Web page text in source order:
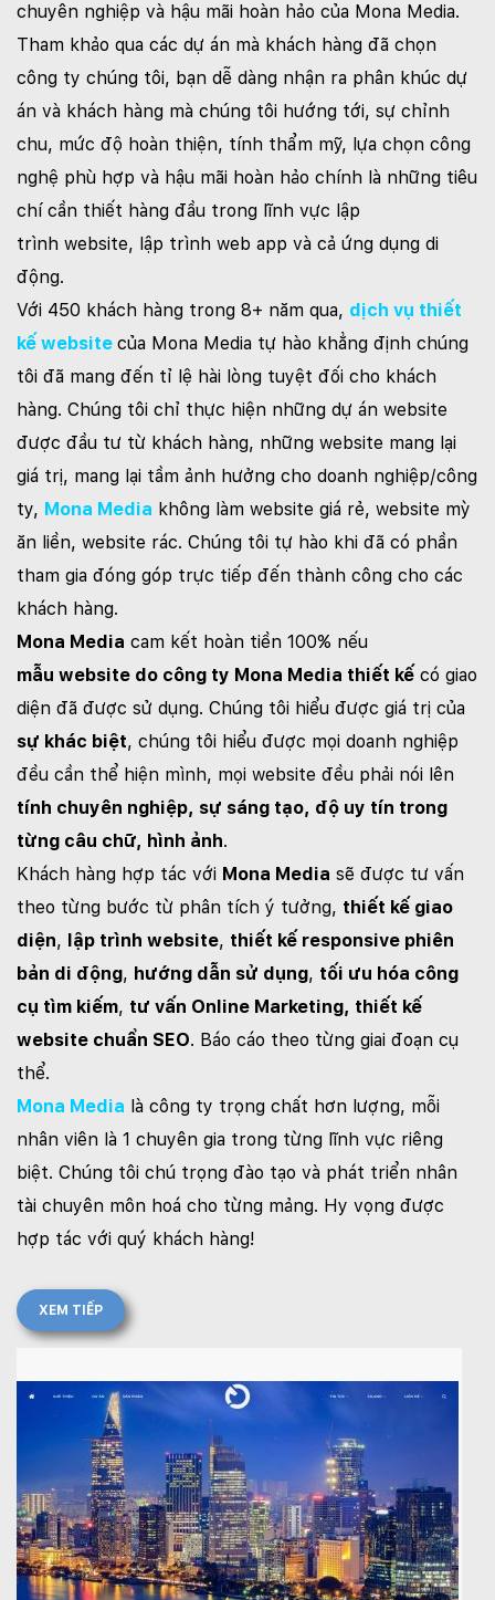
chuyên nghiệp và hậu mãi hoàn hảo của Mona Media.
Tham khảo qua các dự án mà khách hàng đã chọn
công ty chúng tôi, bạn dễ dàng nhận ra phân khúc dự
án và khách hàng mà chúng tôi hướng tới, sự chỉnh
chu, mức độ hoàn thiện, tính thẩm mỹ, lựa chọn công
nghệ phù hợp và hậu mãi hoàn hảo chính là những tiêu
chí cần thiết hàng đầu trong lĩnh vực lập
trình website, lập trình web app và cả ứng dụng di
động.
Với 450 khách hàng trong 8+ năm qua, dịch vụ thiết
kế website của Mona Media tự hào khẳng định chúng
tôi đã mang đến tỉ lệ hài lòng tuyệt đối cho khách
hàng. Chúng tôi chỉ thực hiện những dự án website
được đầu tư từ khách hàng, những website mang lại
giá trị, mang lại tầm ảnh hưởng cho doanh nghiệp/công
ty, Mona Media không làm website giá rẻ, website mỳ
ăn liền, website rác. Chúng tôi tự hào khi đã có phần
tham gia đóng góp trực tiếp đến thành công cho các
khách hàng.
Mona Media cam kết hoàn tiền 100% nếu
mẫu website do công ty Mona Media thiết kế có giao
diện đã được sử dụng. Chúng tôi hiểu được giá trị của
sự khác biệt, chúng tôi hiểu được mọi doanh nghiệp
đều cần thể hiện mình, mọi website đều phải nói lên
tính chuyên nghiệp, sự sáng tạo, độ uy tín trong
từng câu chữ, hình ảnh.
Khách hàng hợp tác với Mona Media sẽ được tư vấn
theo từng bước từ phân tích ý tưởng, thiết kế giao
diện, lập trình website, thiết kế responsive phiên
bản di động, hướng dẫn sử dụng, tối ưu hóa công
cụ tìm kiếm, tư vấn Online Marketing, thiết kế
website chuẩn SEO. Báo cáo theo từng giai đoạn cụ
thể.
Mona Media là công ty trọng chất hơn lượng, mỗi
nhân viên là 1 chuyên gia trong từng lĩnh vực riêng
biệt. Chúng tôi chú trọng đào tạo và phát triển nhân
tài chuyên môn hoá cho từng mảng. Hy vọng được
hợp tác với quý khách hàng!
XEM TIẾP